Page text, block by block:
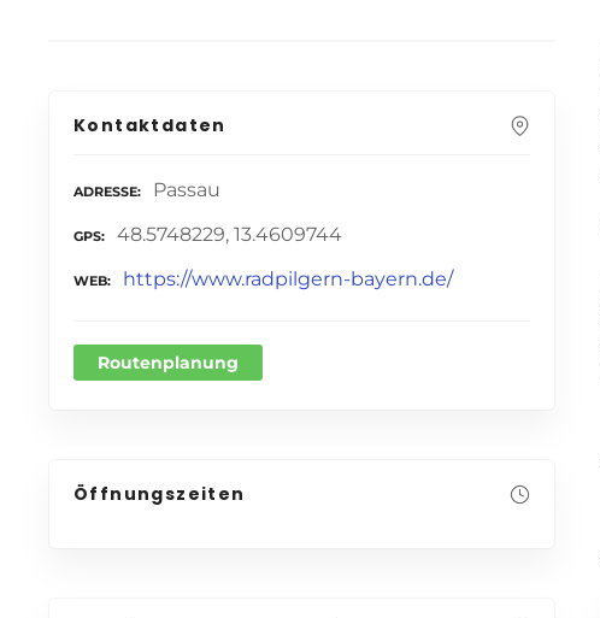
Kontaktdaten
ADRESSE Passau
GPS 48.5748229, 13.4609744
WEB https://www.radpilgern-bayern.de/
Routenplanung
Öffnungszeiten